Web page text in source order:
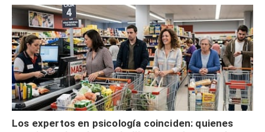
Los expertos en psicología coinciden: quienes